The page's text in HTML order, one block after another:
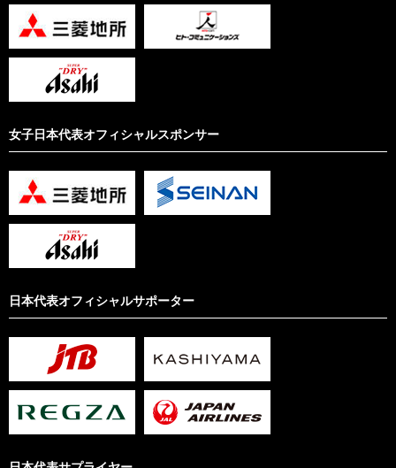
女子日本代表オフィシャルスポンサー
日本代表オフィシャルサポーター